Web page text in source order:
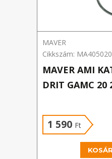
MAVER
Cikkszám: MA405020
MAVER AMI
DRIT GAMC 20
1 590 Ft